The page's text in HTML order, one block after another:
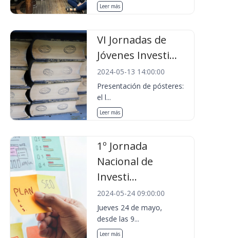
Leer más
VI Jornadas de
Jóvenes Investi...
2024-05-13 14:00:00
Presentación de pósteres:
el l...
Leer más
1º Jornada
Nacional de
Investi...
2024-05-24 09:00:00
Jueves 24 de mayo,
desde las 9...
Leer más